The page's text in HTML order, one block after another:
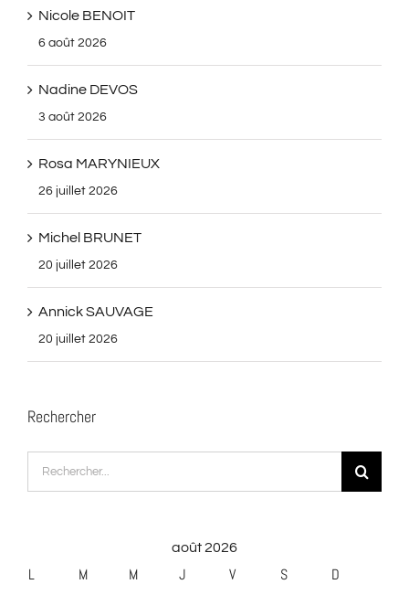
Nicole BENOIT
6 août 2026
Nadine DEVOS
3 août 2026
Rosa MARYNIEUX
26 juillet 2026
Michel BRUNET
20 juillet 2026
Annick SAUVAGE
20 juillet 2026
Rechercher
Rechercher:
août 2026
L M M J V S D